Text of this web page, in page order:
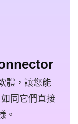
體，讓您能
同它們直接
。